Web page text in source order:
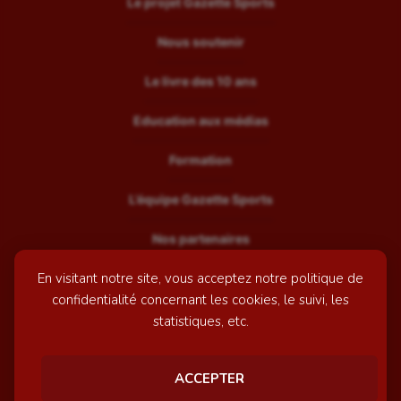
En visitant notre site, vous acceptez notre politique de
confidentialité concernant les cookies, le suivi, les
statistiques, etc.
ACCEPTER
Nous soutenir
Le livre des 10 ans
Education aux médias
Formation
L’équipe Gazette Sports
Nos partenaires
Recrutement
Mentions légales